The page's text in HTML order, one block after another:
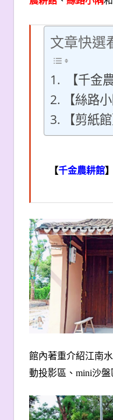
文章快選
【千金
【絲路小
【剪紙館
【千金農耕館】
館內著重介紹江南
動投影區、 mini沙盤